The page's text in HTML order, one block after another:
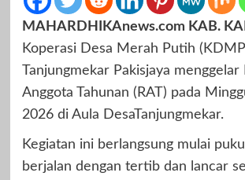
MAHARDHIKAnews.com KAB.
Koperasi Desa Merah Putih
Tanjungmekar Pakisjaya menggelar
Anggota Tahunan (RAT) pada
2026 di Aula DesaTanjungmekar.
Kegiatan ini berlangsung mulai
berjalan dengan tertib dan lancar